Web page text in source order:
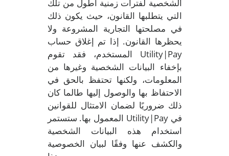
الشخصية لفترات زمنية أطول من تلك
التي يتطلبها القانون، حيث يكون ذلك
في مصلحتها التجارية المشروعة ولا
يحظرها القانون. إذا تم إغلاق حساب
المستخدم، فقد تقوم Utility|Pay
بإخفاء البيانات الشخصية وغيرها من
المعلومات، ولكنها تحتفظ بالحق في
الاحتفاظ بها والوصول إليها طالما كان
ذلك ضروريًا لضمان الامتثال للقوانين
المعمول بها. ستستمر Utility|Pay في
استخدام هذه البيانات الشخصية
والكشف عنها وفقًا لبيان الخصوصية